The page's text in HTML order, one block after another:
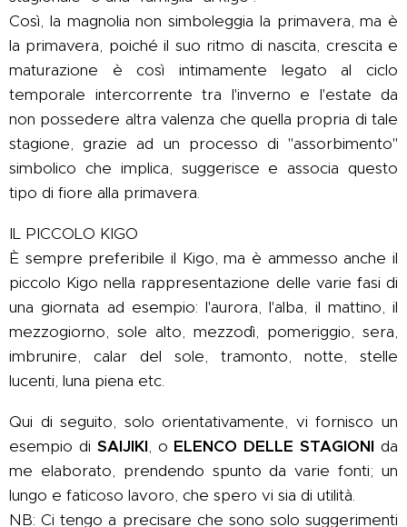
Così, la magnolia non simboleggia la primavera, ma è
la primavera, poiché il suo ritmo di nascita, crescita e
maturazione è così intimamente legato al ciclo
temporale intercorrente tra l'inverno e l'estate da
non possedere altra valenza che quella propria di tale
stagione, grazie ad un processo di "assorbimento"
simbolico che implica, suggerisce e associa questo
tipo di fiore alla primavera.
IL PICCOLO KIGO
È sempre preferibile il Kigo, ma è ammesso anche il
piccolo Kigo nella rappresentazione delle varie fasi di
una giornata ad esempio: l'aurora, l'alba, il mattino, il
mezzogiorno, sole alto, mezzodì, pomeriggio, sera,
imbrunire, calar del sole, tramonto, notte, stelle
lucenti, luna piena etc.
Qui di seguito, solo orientativamente, vi fornisco un
esempio di SAIJIKI, o ELENCO DELLE STAGIONI da
me elaborato, prendendo spunto da varie fonti; un
lungo e faticoso lavoro, che spero vi sia di utilità.
NB: Ci tengo a precisare che sono solo suggerimenti